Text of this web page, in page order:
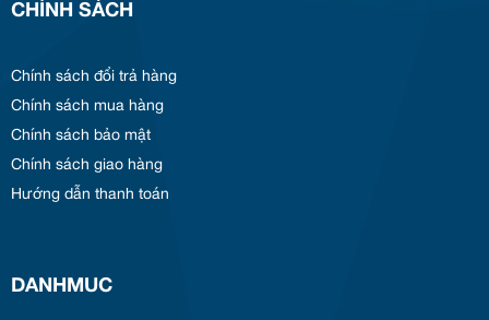
CHÍNH SÁCH
Chính sách đổi trả hàng
Chính sách mua hàng
Chính sách bảo mật
Chính sách giao hàng
Hướng dẫn thanh toán
DANHMUC